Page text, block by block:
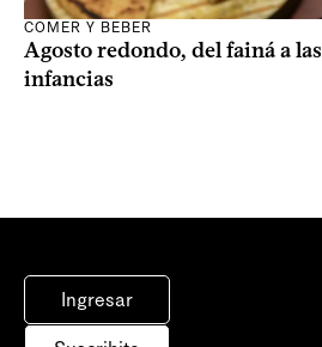
COMER Y BEBER
Agosto redondo, del fainá a las
infancias
Ingresar